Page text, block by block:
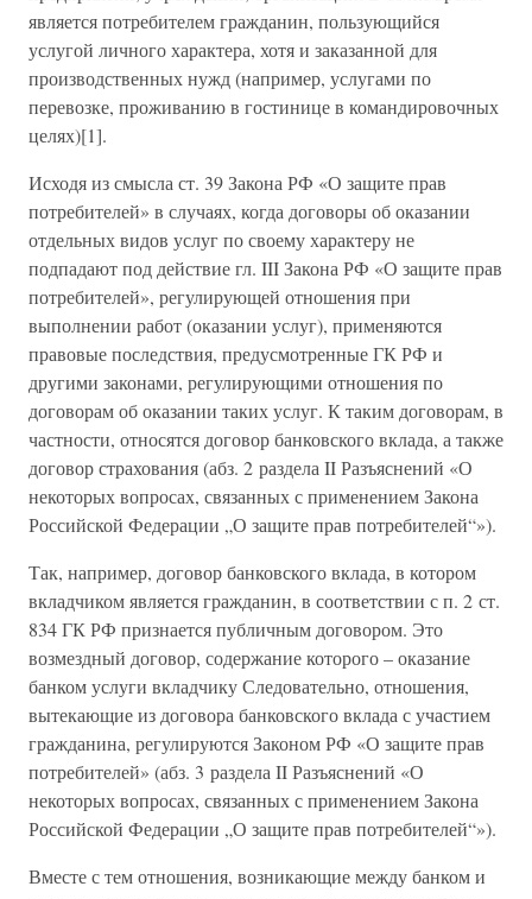
является потребителем гражданин, пользующийся
услугой личного характера, хотя и заказанной для
производственных нужд (например, услугами по
перевозке, проживанию в гостинице в командировочных
целях)[1].
Исходя из смысла ст. 39 Закона РФ «О защите прав
потребителей» в случаях, когда договоры об оказании
отдельных видов услуг по своему характеру не
подпадают под действие гл. III Закона РФ «О защите прав
потребителей», регулирующей отношения при
выполнении работ (оказании услуг), применяются
правовые последствия, предусмотренные ГК РФ и
другими законами, регулирующими отношения по
договорам об оказании таких услуг. К таким договорам, в
частности, относятся договор банковского вклада, а также
договор страхования (абз. 2 раздела II Разъяснений «О
некоторых вопросах, связанных с применением Закона
Российской Федерации „О защите прав потребителей“»).
Так, например, договор банковского вклада, в котором
вкладчиком является гражданин, в соответствии с п. 2 ст.
834 ГК РФ признается публичным договором. Это
возмездный договор, содержание которого – оказание
банком услуги вкладчику Следовательно, отношения,
вытекающие из договора банковского вклада с участием
гражданина, регулируются Законом РФ «О защите прав
потребителей» (абз. 3 раздела II Разъяснений «О
некоторых вопросах, связанных с применением Закона
Российской Федерации „О защите прав потребителей“»).
Вместе с тем отношения, возникающие между банком и